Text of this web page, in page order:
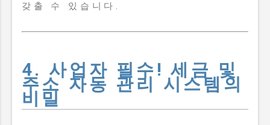
갖출 수 있습니다.
4. 사업자 필수! 세금 및
주소 자동 관리 시스템의
비밀